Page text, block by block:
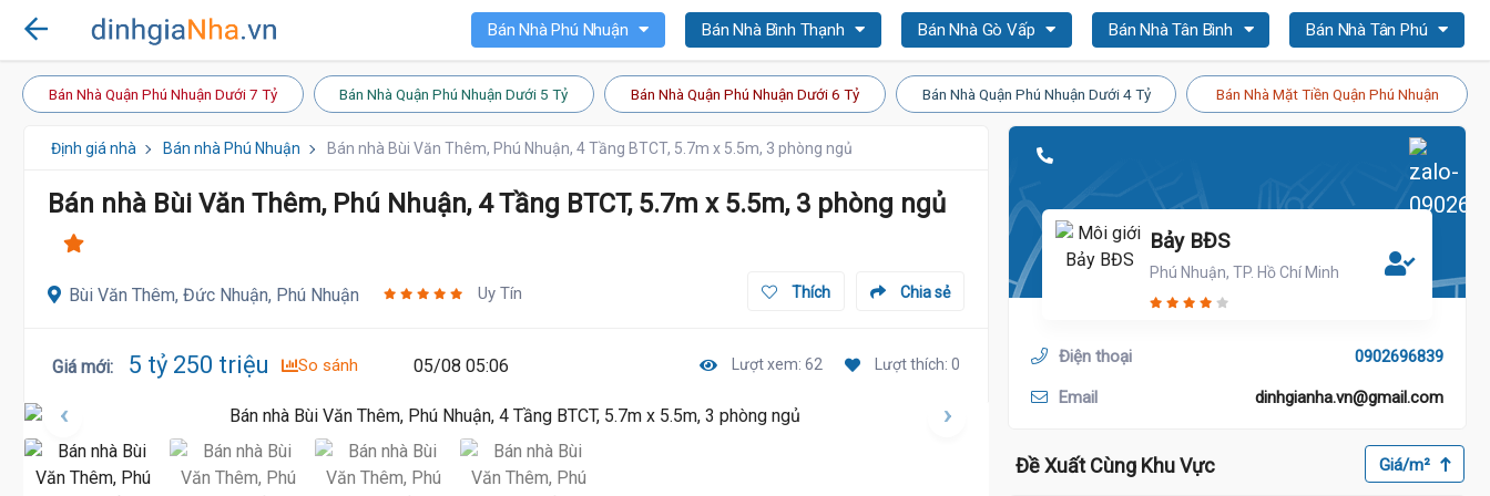
Bán Nhà Phú Nhuận Bán Nhà Bình Thạnh Bán Nhà Gò Vấp Bán Nhà Tân Bình Bán Nhà Tân Phú
Bán Nhà Quận Phú Nhuận Dưới 7 Tỷ Bán Nhà Quận Phú Nhuận Dưới 5 Tỷ Bán Nhà Quận Phú Nhuận Dưới 6 Tỷ Bán Nhà Quận Phú Nhuận Dưới 4 Tỷ Bán Nhà Mặt Tiền Quận Phú Nhuận
Định giá nhà Bán nhà Phú Nhuận Bán nhà Bùi Văn Thêm, Phú Nhuận, 4 Tầng BTCT, 5.7m x 5.5m, 3 phòng ngủ
Bán nhà Bùi Văn Thêm, Phú Nhuận, 4 Tầng BTCT, 5.7m x 5.5m, 3 phòng ngủ
Bùi Văn Thêm, Đức Nhuận, Phú Nhuận Uy Tín Chia sẻ
Thích
Giá mới: 5 tỷ 250 triệu So sánh 05/08 05:06 Lượt xem: 62 Lượt thích: 0
Bảy BĐS
Phú Nhuận, TP. Hồ Chí Minh
Điện thoại 0902696839
Email dinhgianha.vn@gmail.com
Đề Xuất Cùng Khu Vực Giá/m²